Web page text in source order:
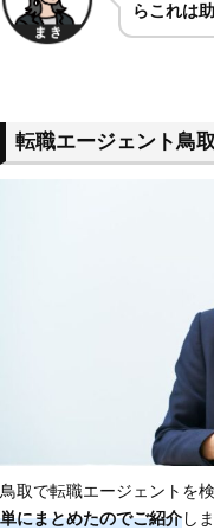
らこれは
転職エージェント鳥
鳥取で転職エージェントを
単にまとめたのでご紹介し